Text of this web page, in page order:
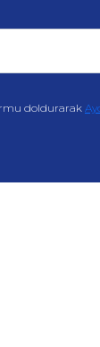
doldurarak